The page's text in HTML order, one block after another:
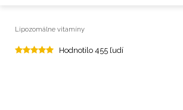
Lipozomálne vitamíny
Hodnotilo 455 ľudí